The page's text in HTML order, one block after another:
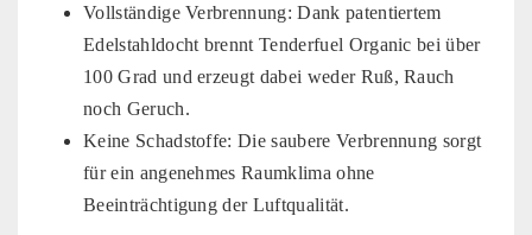
Vollständige Verbrennung: Dank patentiertem
Edelstahldocht brennt Tenderfuel Organic bei über
100 Grad und erzeugt dabei weder Ruß, Rauch
noch Geruch.
Keine Schadstoffe: Die saubere Verbrennung sorgt
für ein angenehmes Raumklima ohne
Beeinträchtigung der Luftqualität.